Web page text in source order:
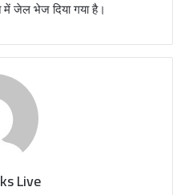
जेल भेज दिया गया है।
Live